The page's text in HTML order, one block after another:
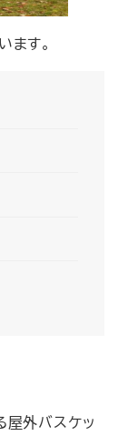
す。
外バスケッ